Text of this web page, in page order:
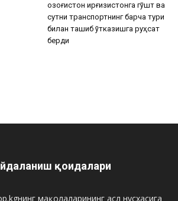
Қозоғистон Қирғизистонга гўшт ва
сутни транспортнинг барча тури
билан ташиб ўтказишга руҳсат
берди
қоидалари
мақолаларининг асл нусхасига